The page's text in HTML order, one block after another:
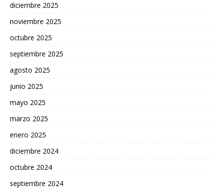
diciembre 2025
noviembre 2025
octubre 2025
septiembre 2025
agosto 2025
junio 2025
mayo 2025
marzo 2025
enero 2025
diciembre 2024
octubre 2024
septiembre 2024